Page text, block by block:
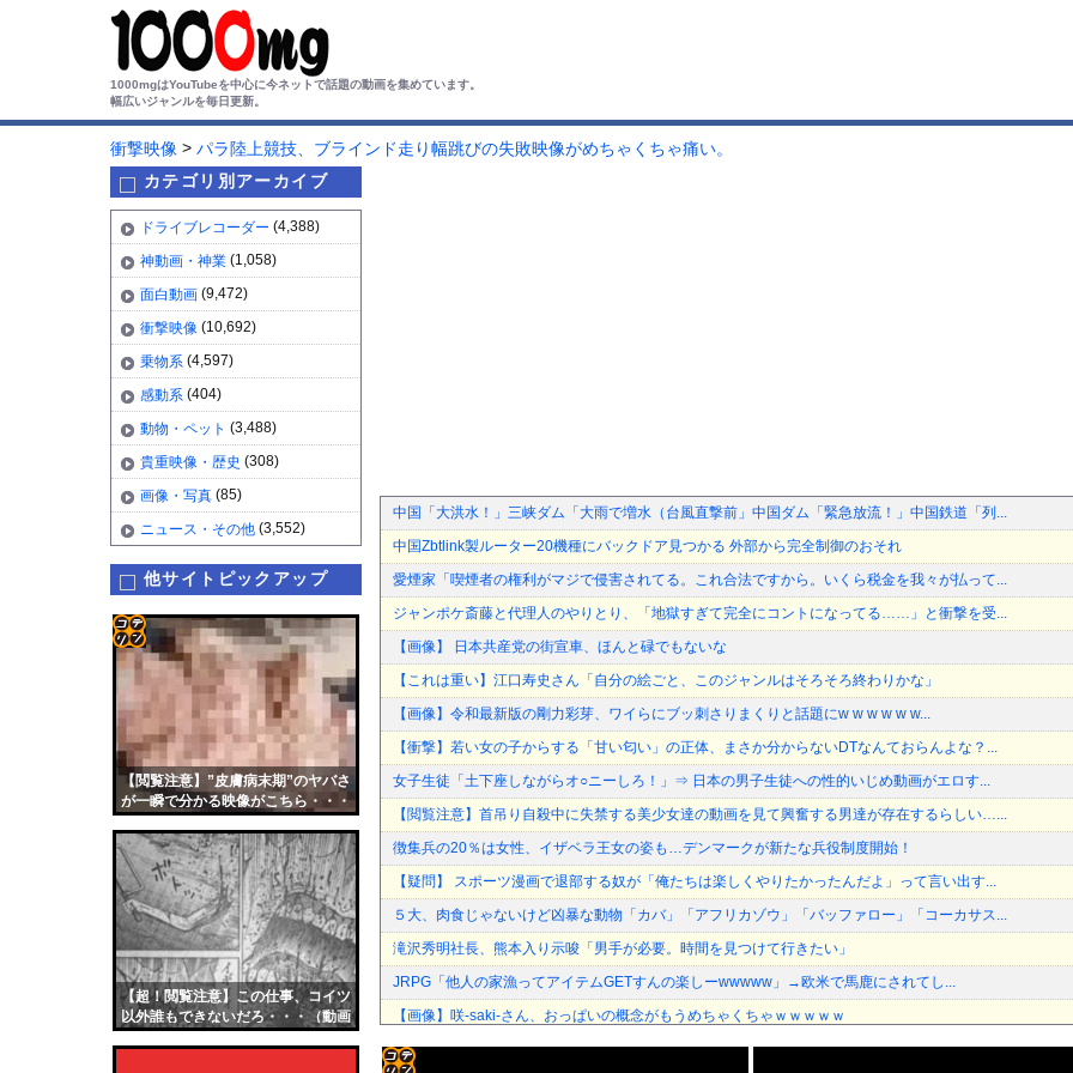
1000mgはYouTubeを中心に今ネットで話題の動画を集めています。
幅広いジャンルを毎日更新。
衝撃映像 > パラ陸上競技、ブラインド走り幅跳びの失敗映像がめちゃくちゃ痛い。
カテゴリ別アーカイブ
ドライブレコーダー (4,388)
神動画・神業 (1,058)
面白動画 (9,472)
衝撃映像 (10,692)
乗物系 (4,597)
感動系 (404)
動物・ペット (3,488)
貴重映像・歴史 (308)
画像・写真 (85)
ニュース・その他 (3,552)
他サイトピックアップ
【閲覧注意】”皮膚病末期”のヤバさ
が一瞬で分かる映像がこちら・・・
【超！閲覧注意】この仕事、コイツ
以外誰もできないだろ・・・（動画
コテ
定リ
ンク
自動
更新
ツー
ル
中国「大洪水！」三峡ダム「大雨で増水（台風直撃前」中国ダム「緊急放流！」中国鉄道「列...
中国Zbtlink製ルーター20機種にバックドア見つかる 外部から完全制御のおそれ
愛煙家「喫煙者の権利がマジで侵害されてる。これ合法ですから。いくら税金を我々が払って...
ジャンポケ斎藤と代理人のやりとり、「地獄すぎて完全にコントになってる……」と衝撃を受...
【画像】 日本共産党の街宣車、ほんと碌でもないな
【これは重い】江口寿史さん「自分の絵ごと、このジャンルはそろそろ終わりかな」
【画像】令和最新版の剛力彩芽、ワイらにブッ刺さりまくりと話題にw w w w w w...
【衝撃】若い女の子からする「甘い匂い」の正体、まさか分からないDTなんておらんよな？...
女子生徒「土下座しながらオ○ニーしろ！」⇒ 日本の男子生徒への性的いじめ動画がエロす...
【閲覧注意】首吊り自殺中に失禁する美少女達の動画を見て興奮する男達が存在するらしい…...
徴集兵の20％は女性、イザベラ王女の姿も…デンマークが新たな兵役制度開始！
【疑問】 スポーツ漫画で退部する奴が「俺たちは楽しくやりたかったんだよ」って言い出す...
５大、肉食じゃないけど凶暴な動物「カバ」「アフリカゾウ」「バッファロー」「コーカサス...
滝沢秀明社長、熊本入り示唆「男手が必要。時間を見つけて行きたい」
JRPG「他人の家漁ってアイテムGETすんの楽しーwwwww」→欧米で馬鹿にされてし...
【画像】咲-saki-さん、おっぱいの概念がもうめちゃくちゃｗｗｗｗｗ
某週刊誌が完全逃亡して取り残された中道議員が絶体絶命の窮地、「今度は宏池会に矛先を向...